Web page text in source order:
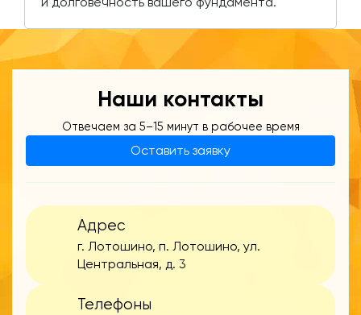
Наши контакты
Отвечаем за 5–15 минут в рабочее время
Оставить заявку
Адрес
г. Лотошино, п. Лотошино, ул.
Центральная, д. 3
Телефоны